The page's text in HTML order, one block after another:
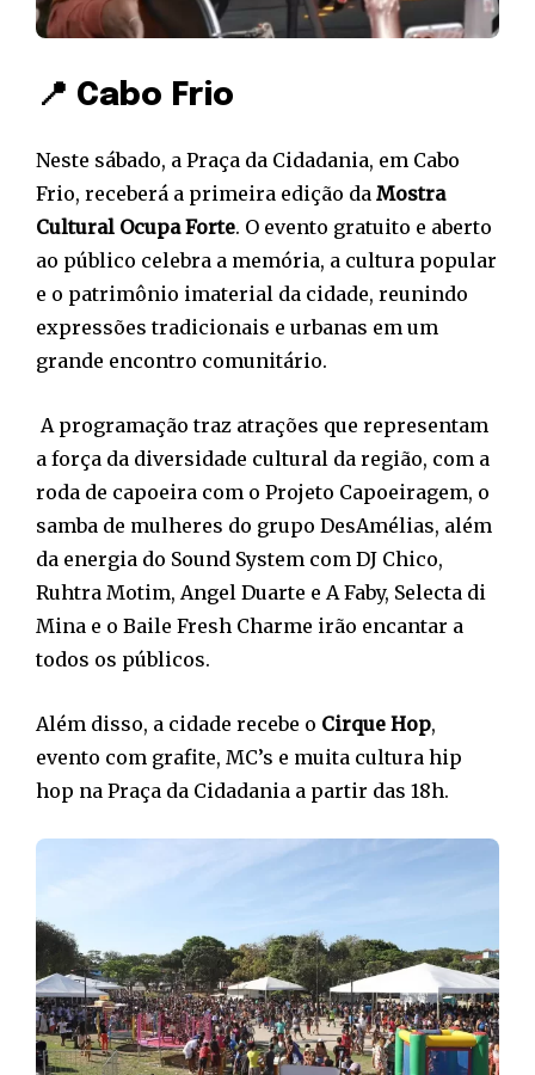
📍 Cabo Frio
Neste sábado, a Praça da Cidadania, em Cabo
Frio, receberá a primeira edição da Mostra
Cultural Ocupa Forte. O evento gratuito e aberto
ao público celebra a memória, a cultura popular
e o patrimônio imaterial da cidade, reunindo
expressões tradicionais e urbanas em um
grande encontro comunitário.
A programação traz atrações que representam
a força da diversidade cultural da região, com a
roda de capoeira com o Projeto Capoeiragem, o
samba de mulheres do grupo DesAmélias, além
da energia do Sound System com DJ Chico,
Ruhtra Motim, Angel Duarte e A Faby, Selecta di
Mina e o Baile Fresh Charme irão encantar a
todos os públicos.
Além disso, a cidade recebe o Cirque Hop,
evento com grafite, MC’s e muita cultura hip
hop na Praça da Cidadania a partir das 18h.